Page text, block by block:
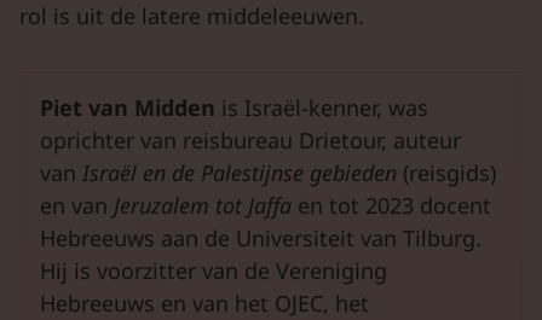
rol is uit de latere middeleeuwen.
Piet van Midden is Israël-kenner, was
oprichter van reisbureau Drietour, auteur
van Israël en de Palestijnse gebieden (reisgids)
en van Jeruzalem tot Jaffa en tot 2023 docent
Hebreeuws aan de Universiteit van Tilburg.
Hij is voorzitter van de Vereniging
Hebreeuws en van het OJEC, het